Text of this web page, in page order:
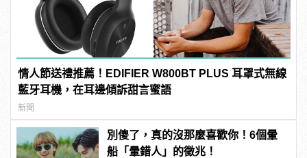
情人節送禮推薦！EDIFIER W800BT PLUS 耳罩式無線
藍牙耳機，在耳邊傾訴甜言蜜語
新聞
別傻了，真的沒那麼喜歡你！6個暈
船「暈錯人」的徵兆！